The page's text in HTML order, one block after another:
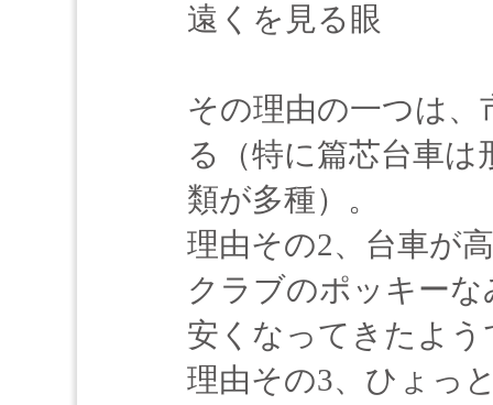
遠くを見る眼
その理由の一つは
る（特に篇芯台車
類が多種）。
理由その2、台車が
クラブのポッキー
安くなってきたよう
理由その3、ひょっ